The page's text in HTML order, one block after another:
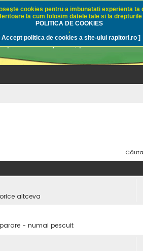
sportiv
la rapitori, pescuitul cu
altceva
- numai pescuit
cookies pentru a imbunatati experienta ta
la cum folosim datele tale si la
POLITICA DE COOKIES
.
Accept politica de cookies a site-ului rapitori.ro ]